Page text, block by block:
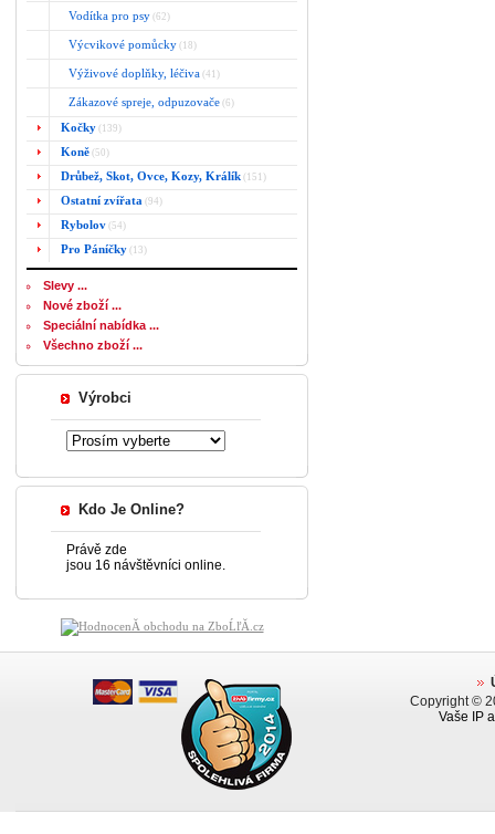
Vodítka pro psy (62)
Výcvikové pomůcky (18)
Výživové doplňky, léčiva (41)
Zákazové spreje, odpuzovače (6)
Kočky (139)
Koně (50)
Drůbež, Skot, Ovce, Kozy, Králík (151)
Ostatní zvířata (94)
Rybolov (54)
Pro Páníčky (13)
Slevy ...
Nové zboží ...
Speciální nabídka ...
Všechno zboží ...
Výrobci
Kdo Je Online?
Právě zde
jsou 16 návštěvníci online.
Copyright ©
Vaše IP